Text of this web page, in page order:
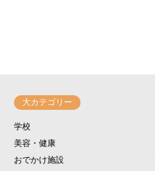
大カテゴリー
学校
美容・健康
おでかけ施設